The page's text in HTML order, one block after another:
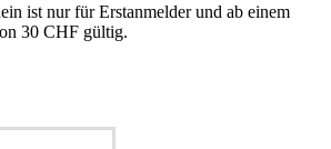
ist nur für Erstanmelder und ab einem
30 CHF gültig.